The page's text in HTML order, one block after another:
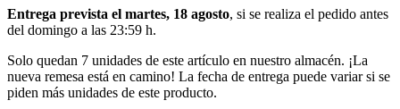
Entrega prevista el martes, 18 agosto, si se realiza el pedido antes
del domingo a las 23:59 h.
Solo quedan 7 unidades de este artículo en nuestro almacén. ¡La
nueva remesa está en camino! La fecha de entrega puede variar si se
piden más unidades de este producto.